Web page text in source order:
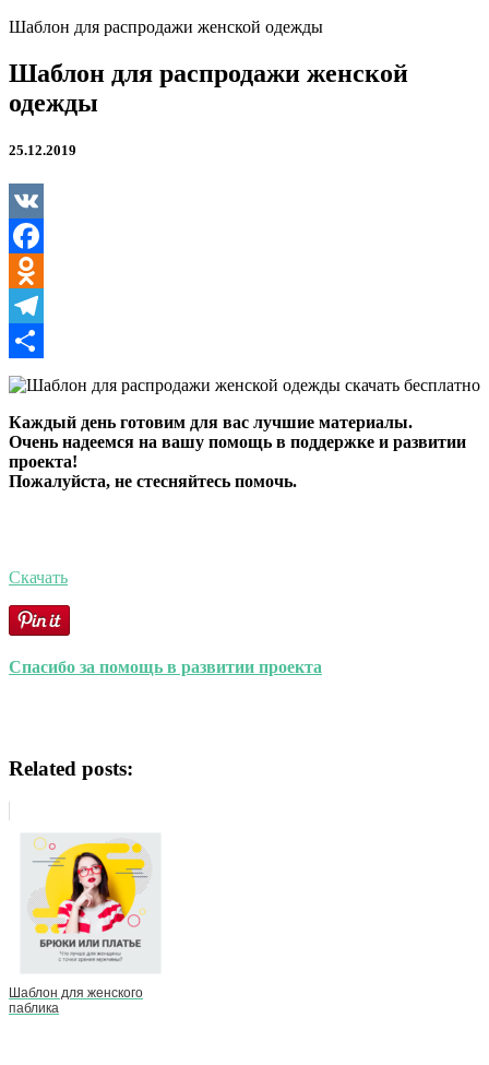
Шаблон для распродажи женской одежды
Шаблон для распродажи женской
одежды
25.12.2019
VK
Facebook
Odnoklassniki
Telegram
Отправить
Каждый день готовим для вас лучшие материалы.
Очень надеемся на вашу помощь в поддержке и развитии
проекта!
Пожалуйста, не стесняйтесь помочь.
Скачать
Спасибо за помощь в развитии проекта
Related posts:
Шаблон для женского
паблика